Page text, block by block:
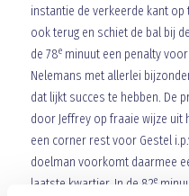
instantie de verkeerde kant
ook terug en schiet de bal bij
de 78eminuut een penalty voor
Nelemans met allerlei
dat lijkt succes te hebben. De
door Jeffrey op fraaie wijze
een corner rest voor Gestel
doelman voorkomt daarmee
laatste kwartier. In de 82e